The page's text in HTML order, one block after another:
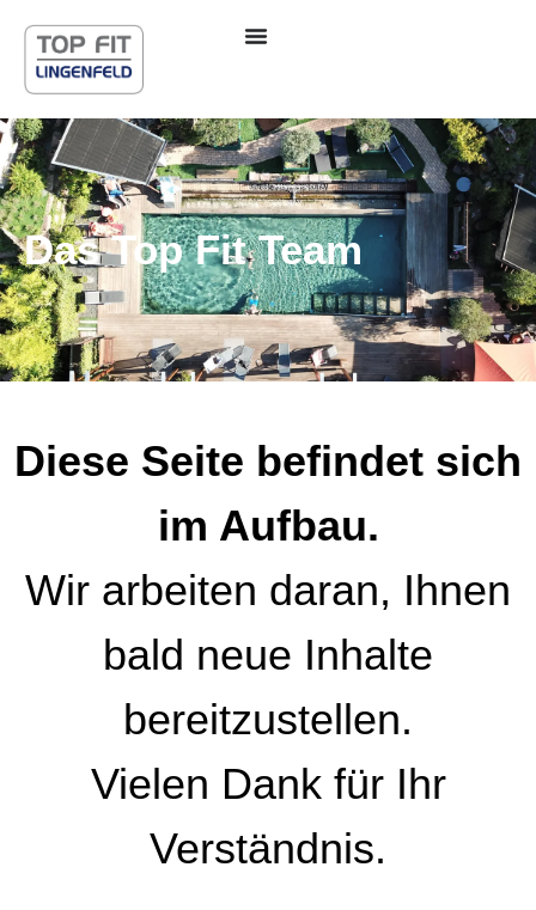
springen
Das Top Fit Team
Diese Seite befindet sich
im Aufbau.
Wir arbeiten daran, Ihnen
bald neue Inhalte
bereitzustellen.
Vielen Dank für Ihr
Verständnis.